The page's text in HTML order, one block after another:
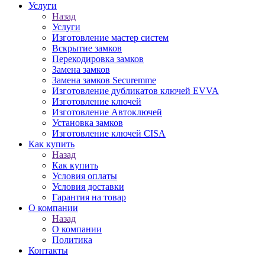
Услуги
Назад
Услуги
Изготовление мастер систем
Вскрытие замков
Перекодировка замков
Замена замков
Замена замков Securemme
Изготовление дубликатов ключей EVVA
Изготовление ключей
Изготовление Автоключей
Установка замков
Изготовление ключей CISA
Как купить
Назад
Как купить
Условия оплаты
Условия доставки
Гарантия на товар
О компании
Назад
О компании
Политика
Контакты